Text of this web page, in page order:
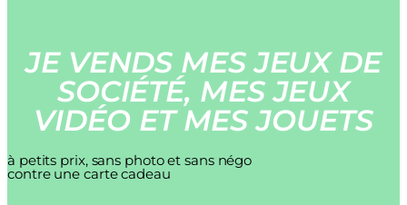
JE VENDS MES JEUX DE
SOCIÉTÉ, MES JEUX
VIDÉO ET MES JOUETS
à petits prix, sans photo et sans négo
contre une carte cadeau